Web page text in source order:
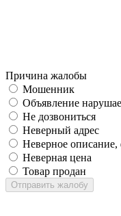
Причина жалобы
Мошенник
Объявление
Не дозвониться
Неверный адрес
Неверное описание,
Неверная цена
Товар продан
Отправить жалобу